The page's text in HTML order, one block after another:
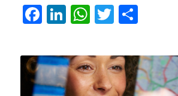
Facebook
LinkedIn
WhatsApp
Twitter
Share